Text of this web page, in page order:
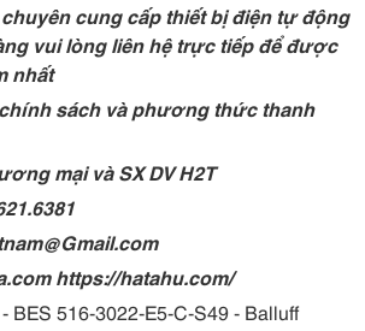
chuyên cung cấp thiết bị điện tự động
vui lòng liên hệ trực tiếp để được
nhất
sách và phương thức thanh
mại và SX DV H2T
https://hatahu.com/
BES 516-3022-E5-C-S49 - Balluff